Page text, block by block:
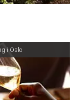
i Oslo